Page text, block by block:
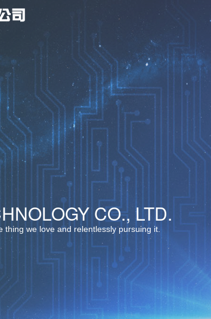
最佳選擇 CO., LTD.
thing we love and relentlessly pursuing it.